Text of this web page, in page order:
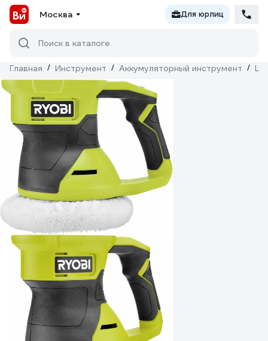
Москва Для юрлиц
Поиск в каталоге
Главная / Инструмент / Аккумуляторный инструмент /